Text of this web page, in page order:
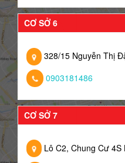
CƠ SỞ 6
328/15 Nguyễn Thị
0903181486
CƠ SỞ 7
Lô C2, Chung Cư